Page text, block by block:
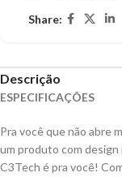
Share:
Descrição
ESPECIFICAÇÕES
Pra você que não abre
um produto com design
C3Tech é pra você!